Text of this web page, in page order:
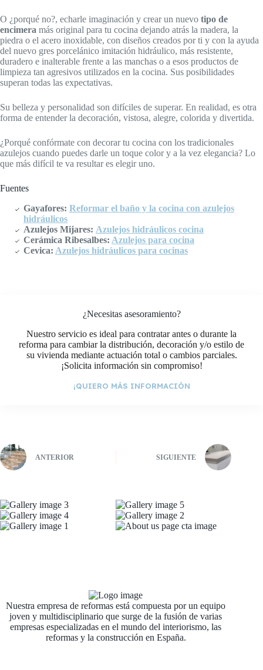
O ¿porqué no?, echarle imaginación y crear un nuevo tipo de
encimera más original para tu cocina dejando atrás la madera, la
piedra o el acero inoxidable, con diseños creados por ti y con la ayuda
del nuevo gres porcelánico imitación hidráulico, más resistente,
duradero e inalterable frente a las manchas o a esos productos de
limpieza tan agresivos utilizados en la cocina. Sus posibilidades
superan todas las expectativas.
Su belleza y personalidad son difíciles de superar. En realidad, es otra
forma de entender la decoración, vistosa, alegre, colorida y divertida.
¿Porqué confórmate con decorar tu cocina con los tradicionales
azulejos cuando puedes darle un toque color y a la vez elegancia? Lo
que más difícil te va resultar es elegir uno.
Fuentes
Gayafores: Reformar el baño y la cocina con azulejos
hidráulicos
Azulejos Mijares: Azulejos hidráulicos cocina
Cerámica Ribesalbes: Azulejos para cocina
Cevica: Azulejos hidráulicos para cocinas
¿Necesitas asesoramiento?
Nuestro servicio es ideal para contratar antes o durante la
reforma para cambiar la distribución, decoración y/o estilo de
su vivienda mediante actuación total o cambios parciales.
¡Solicita información sin compromiso!
¡QUIERO MÁS INFORMACIÓN
ANTERIOR SIGUIENTE
Nuestra empresa de reformas está compuesta por un equipo
joven y multidisciplinario que surge de la fusión de varias
empresas especializadas en el mundo del interiorismo, las
reformas y la construcción en España.